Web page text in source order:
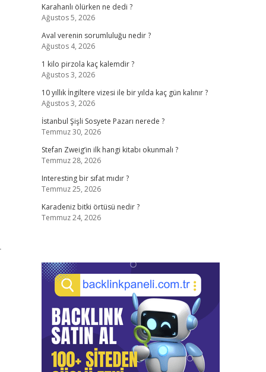
Karahanlı ölürken ne dedi ?
Ağustos 5, 2026
Aval verenin sorumluluğu nedir ?
Ağustos 4, 2026
1 kilo pirzola kaç kalemdir ?
Ağustos 3, 2026
10 yıllık İngiltere vizesi ile bir yılda kaç gün kalınır ?
Ağustos 3, 2026
İstanbul Şişli Sosyete Pazarı nerede ?
Temmuz 30, 2026
Stefan Zweig’in ilk hangi kitabı okunmalı ?
Temmuz 28, 2026
Interesting bir sıfat mıdır ?
Temmuz 25, 2026
Karadeniz bitki örtüsü nedir ?
Temmuz 24, 2026